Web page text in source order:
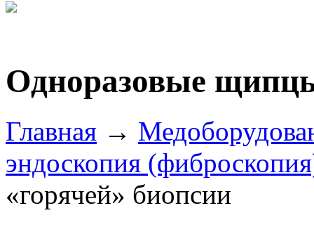
Одноразовые
Главная →
эндоскопия
«горячей» биопсии